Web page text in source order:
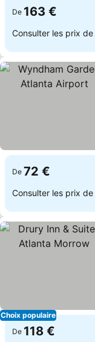
De 163 €
Consulter les prix de
De 72 €
Consulter les prix de
Choix populaire
De 118 €